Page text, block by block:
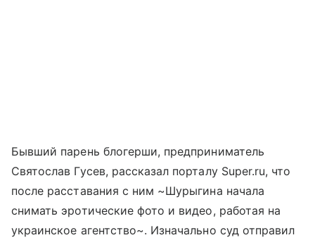
Бывший парень блогерши, предприниматель
Святослав Гусев, рассказал порталу Super.ru, что
после расставания с ним ~Шурыгина начала
снимать эротические фото и видео, работая на
украинское агентство~. Изначально суд отправил